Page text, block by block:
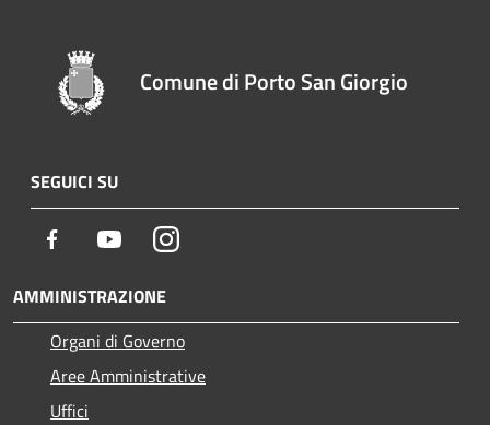
Comune di Porto San Giorgio
SEGUICI SU
Facebook YoutubeInstagram
AMMINISTRAZIONE
Organi di Governo
Aree Amministrative
Uffici